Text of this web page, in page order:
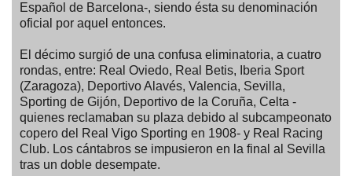
Español de Barcelona-, siendo ésta su denominación
oficial por aquel entonces.
El décimo surgió de una confusa eliminatoria, a cuatro
rondas, entre: Real Oviedo, Real Betis, Iberia Sport
(Zaragoza), Deportivo Alavés, Valencia, Sevilla,
Sporting de Gijón, Deportivo de la Coruña, Celta -
quienes reclamaban su plaza debido al subcampeonato
copero del Real Vigo Sporting en 1908- y Real Racing
Club. Los cántabros se impusieron en la final al Sevilla
tras un doble desempate.